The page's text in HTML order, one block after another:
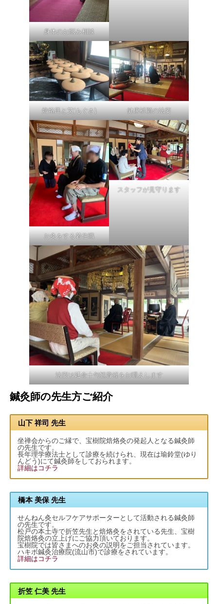
身体のお悩み相談
焙烙皿と艾(もぐさ) 健康祈願の法要
お灸をする若住職
スタッフが見守ります
法要は延命十句観音経をお唱えします
鍼灸師の先生方ご紹介
山下 祥司 先生
坐禅会からのご縁で、宝樹院焙烙灸の発起人となる鍼灸師
の先生です。
長年理学療法士として診療を続けられ、現在は瑜鈴堂(ゆり
んどう)にて鍼灸師をしておられます。
詳細はコチラ
橋本 美保 先生
せんねん灸セルフケアサポーターとして活動される鍼灸師
の先生です。
松戸の本土寺で折笠先生と焙烙灸をされている先生、宝樹
院焙烙灸の立上げにご協力頂いております。
宝樹院では皆さまへのお灸の説明をご担当されています。
ハキボ鍼灸治療院(流山市)で診療をされています。
詳細はコチラ
折笠 仁美 先生